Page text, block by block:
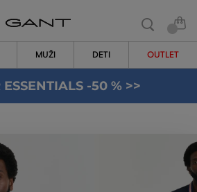
MUŽI DETI OUTLET
-50 % >>